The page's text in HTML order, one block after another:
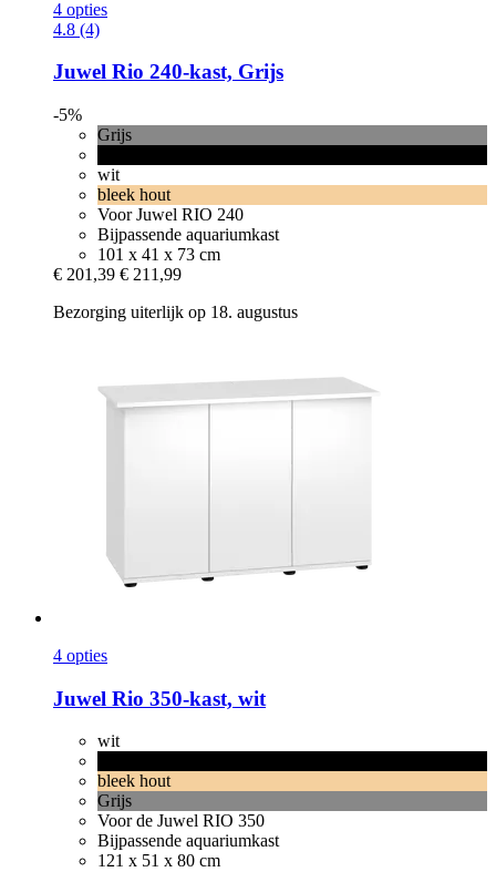
4 opties
4.8 (4)
Juwel Rio 240-​kast, Grijs
-5%
Grijs
wit
bleek hout
Voor Juwel RIO 240
Bijpassende aquariumkast
101 x 41 x 73 cm
€ 201,39 € 211,99
Bezorging uiterlijk op 18. augustus
4 opties
Juwel Rio 350-​kast, wit
wit
bleek hout
Grijs
Voor de Juwel RIO 350
Bijpassende aquariumkast
121 x 51 x 80 cm